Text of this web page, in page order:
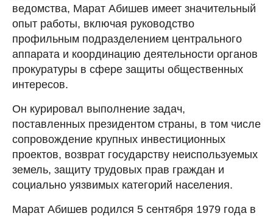
ведомства, Марат Абишев имеет значительный
опыт работы, включая руководство
профильным подразделением центрального
аппарата и координацию деятельности органов
прокуратуры в сфере защиты общественных
интересов.
Он курировал выполнение задач,
поставленных президентом страны, в том числе
сопровождение крупных инвестиционных
проектов, возврат государству неиспользуемых
земель, защиту трудовых прав граждан и
социально уязвимых категорий населения.
Марат Абишев родился 5 сентября 1979 года в